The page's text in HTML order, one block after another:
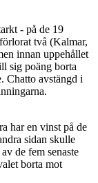
- på de 19
två (Kalmar,
innan uppehållet
sig poäng borta
Chatto avstängd i
har en vinst på de
sidan skulle
de fem senaste
borta mot